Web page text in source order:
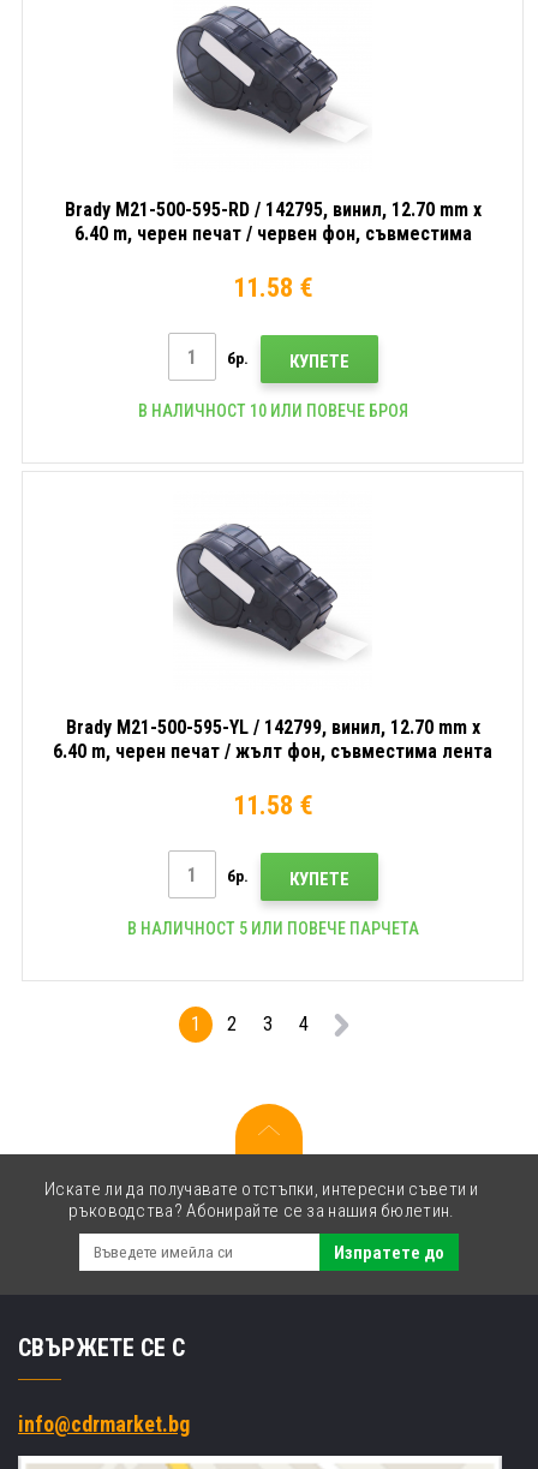
Brady M21-500-595-RD / 142795, винил, 12.70 mm x
6.40 m, черен печат / червен фон, съвместима
11.58 €
бр. КУПЕТЕ
В НАЛИЧНОСТ 10 ИЛИ ПОВЕЧЕ БРОЯ
Brady M21-500-595-YL / 142799, винил, 12.70 mm x
6.40 m, черен печат / жълт фон, съвместима лента
11.58 €
бр. КУПЕТЕ
В НАЛИЧНОСТ 5 ИЛИ ПОВЕЧЕ ПАРЧЕТА
1 2 3 4
Искате ли да получавате отстъпки, интересни съвети и
ръководства? Абонирайте се за нашия бюлетин.
Изпратете до
СВЪРЖЕТЕ СЕ С
info@cdrmarket.bg